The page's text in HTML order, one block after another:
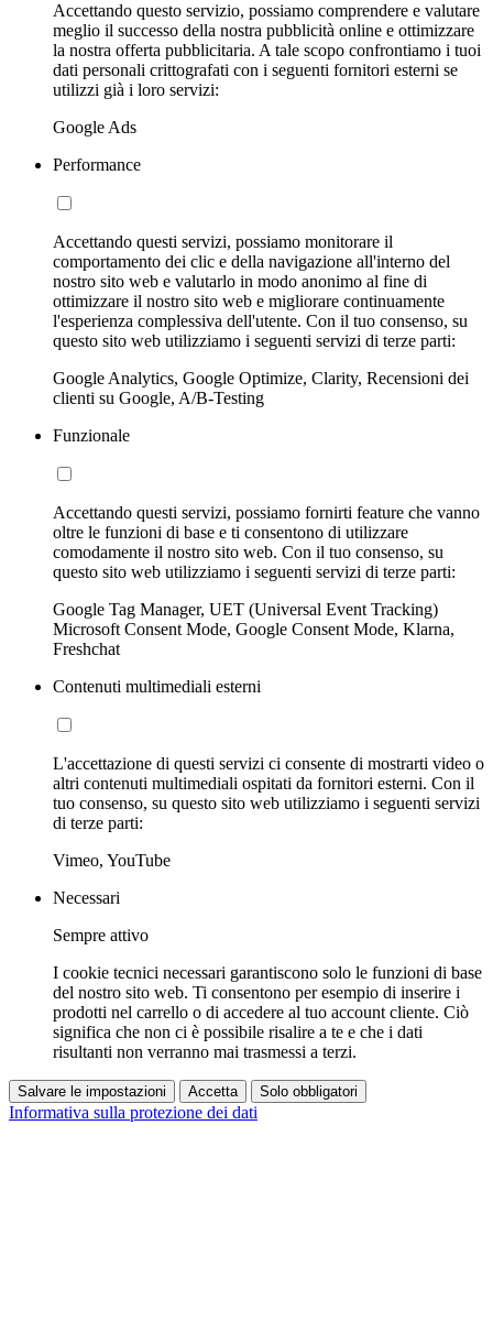
Accettando questo servizio, possiamo comprendere e valutare
meglio il successo della nostra pubblicità online e ottimizzare
la nostra offerta pubblicitaria. A tale scopo confrontiamo i tuoi
dati personali crittografati con i seguenti fornitori esterni se
utilizzi già i loro servizi:
Google Ads
Performance
Accettando questi servizi, possiamo monitorare il
comportamento dei clic e della navigazione all'interno del
nostro sito web e valutarlo in modo anonimo al fine di
ottimizzare il nostro sito web e migliorare continuamente
l'esperienza complessiva dell'utente. Con il tuo consenso, su
questo sito web utilizziamo i seguenti servizi di terze parti:
Google Analytics, Google Optimize, Clarity, Recensioni dei
clienti su Google, A/B-Testing
Funzionale
Accettando questi servizi, possiamo fornirti feature che vanno
oltre le funzioni di base e ti consentono di utilizzare
comodamente il nostro sito web. Con il tuo consenso, su
questo sito web utilizziamo i seguenti servizi di terze parti:
Google Tag Manager, UET (Universal Event Tracking)
Microsoft Consent Mode, Google Consent Mode, Klarna,
Freshchat
Contenuti multimediali esterni
L'accettazione di questi servizi ci consente di mostrarti video o
altri contenuti multimediali ospitati da fornitori esterni. Con il
tuo consenso, su questo sito web utilizziamo i seguenti servizi
di terze parti:
Vimeo, YouTube
Necessari
Sempre attivo
I cookie tecnici necessari garantiscono solo le funzioni di base
del nostro sito web. Ti consentono per esempio di inserire i
prodotti nel carrello o di accedere al tuo account cliente. Ciò
significa che non ci è possibile risalire a te e che i dati
risultanti non verranno mai trasmessi a terzi.
Salvare le impostazioni Accetta Solo obbligatori
Informativa sulla protezione dei dati